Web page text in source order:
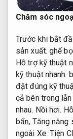
Chăm sóc
Trước khi bắt
sản xuất. ghế
Hỗ trợ kỹ thuật
kỹ thuật nhanh.
đặt đúng kỹ
cả bên trong
nhau. Nồi hơi.
bẩn, Tăng năng
ngoài Xe. Tiện